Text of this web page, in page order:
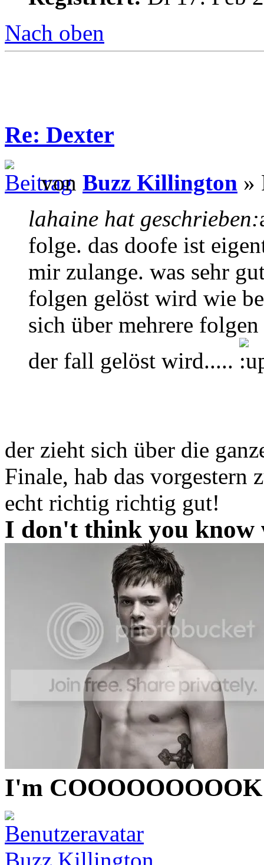
Nach oben
Re: Dexter
von Buzz Killington »
lahaine hat geschrieben:
folge. das doofe ist
mir zulange. was sehr
folgen gelöst wird wie
sich über mehrere
der fall gelöst wird.....
der zieht sich über die
Finale, hab das vorgestern
echt richtig richtig gut!
I don't think you know
I'm
Buzz Killington